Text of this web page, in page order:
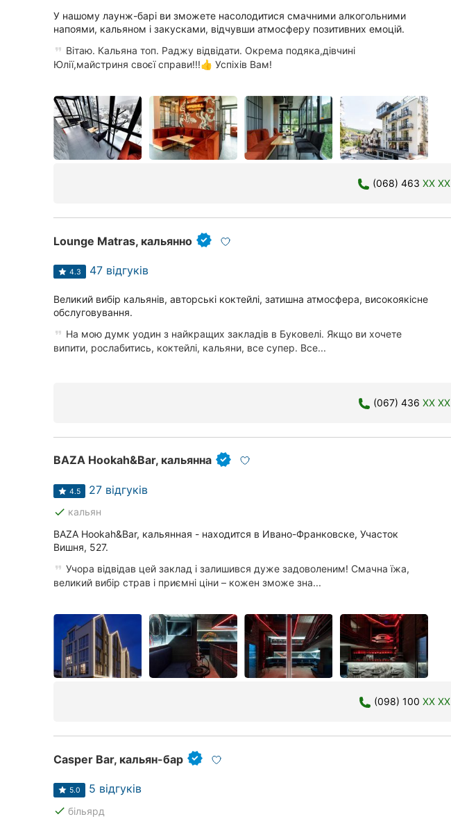
Кривий Ріг
Миколаїв
Полтава
Чернігів
Ужгород
У нашому лаунж-барі ви зможете насолодитися смачними алкогольними
напоями, кальяном і закусками, відчувши атмосферу позитивних емоцій.
Вітаю. Кальяна топ. Раджу відвідати. Окрема подяка,дівчині
Юлії,майстриня своєї справи!!!👍 Успіхів Вам!
(068) 463 XX XX
Lounge Matras, кальянно
4.3 47 відгуків
Великий вибір кальянів, авторські коктейлі, затишна атмосфера, високоякісне
обслуговування.
На мою думк уодин з найкращих закладів в Буковелі. Якщо ви хочете
випити, рослабитись, коктейлі, кальяни, все супер. Все...
(067) 436 XX XX
BAZA Hookah&Bar, кальянна
4.5 27 відгуків
done кальян
BAZA Hookah&Bar, кальянная - находится в Ивано-Франковске, Участок
Вишня, 527.
Учора відвідав цей заклад і залишився дуже задоволеним! Смачна їжа,
великий вибір страв і приємні ціни – кожен зможе зна...
(098) 100 XX XX
Casper Bar, кальян-бар
5.0 5 відгуків
done більярд